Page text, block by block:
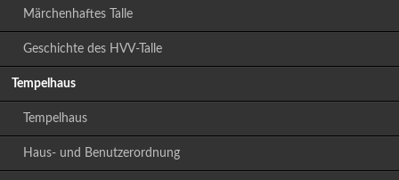
Märchenhaftes Talle
Geschichte des HVV-Talle
Tempelhaus
Tempelhaus
Haus- und Benutzerordnung